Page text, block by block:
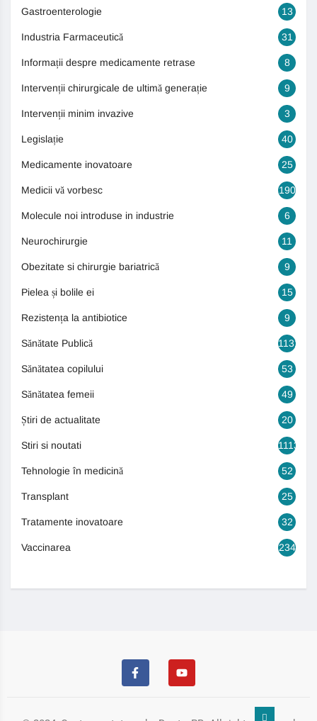
Gastroenterologie 13
Industria Farmaceutică 31
Informații despre medicamente retrase 8
Intervenții chirurgicale de ultimă generație 9
Intervenții minim invazive 3
Legislație 40
Medicamente inovatoare 25
Medicii vă vorbesc 190
Molecule noi introduse in industrie 6
Neurochirurgie 11
Obezitate si chirurgie bariatrică 9
Pielea și bolile ei 15
Rezistența la antibiotice 9
Sănătate Publică 1131
Sănătatea copilului 53
Sănătatea femeii 49
Știri de actualitate 20
Stiri si noutati 1113
Tehnologie în medicină 52
Transplant 25
Tratamente inovatoare 32
Vaccinarea 234